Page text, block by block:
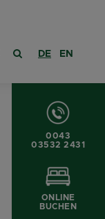
0043
03532 2431
ONLINE
BUCHEN
DE EN